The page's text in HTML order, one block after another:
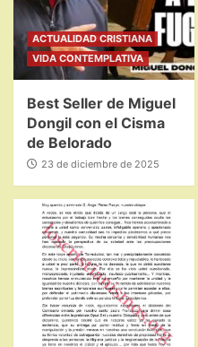
ACTUALIDAD CRISTIANA
VIDA CONTEMPLATIVA
Best Seller de Miguel
Dongil con el Cisma
de Belorado
23 de diciembre de 2025